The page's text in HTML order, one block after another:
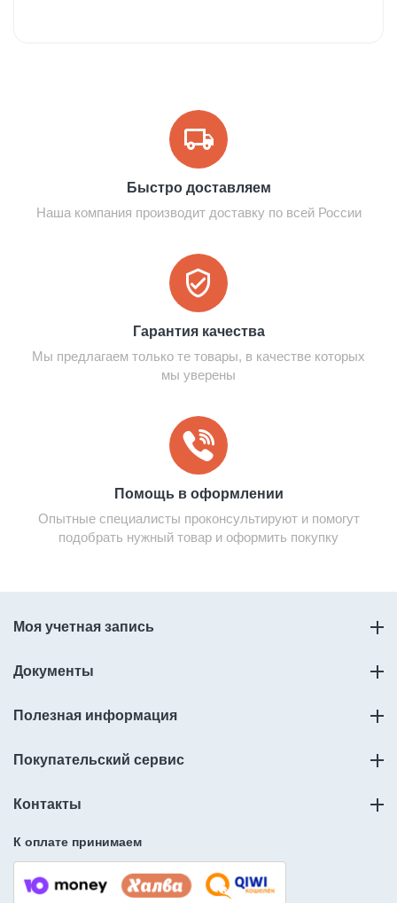
Быстро доставляем
Наша компания производит доставку по всей России
Гарантия качества
Мы предлагаем только те товары, в качестве которых
мы уверены
Помощь в оформлении
Опытные специалисты проконсультируют и помогут
подобрать нужный товар и оформить покупку
Моя учетная запись
Документы
Полезная информация
Покупательский сервис
Контакты
К оплате принимаем